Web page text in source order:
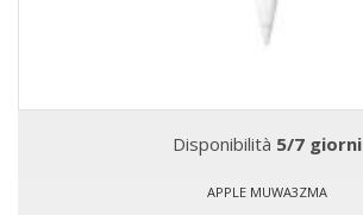
Disponibilità 5/7 giorni
APPLE MUWA3ZMA